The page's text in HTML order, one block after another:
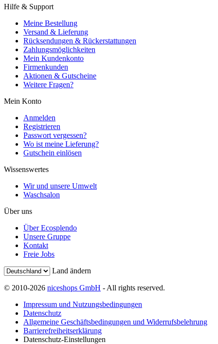
Hilfe & Support
Meine Bestellung
Versand & Lieferung
Rücksendungen & Rückerstattungen
Zahlungsmöglichkeiten
Mein Kundenkonto
Firmenkunden
Aktionen & Gutscheine
Weitere Fragen?
Mein Konto
Anmelden
Registrieren
Passwort vergessen?
Wo ist meine Lieferung?
Gutschein einlösen
Wissenswertes
Wir und unsere Umwelt
Waschsalon
Über uns
Über Ecosplendo
Unsere Gruppe
Kontakt
Freie Jobs
Land ändern
© 2010-2026 niceshops GmbH - All rights reserved.
Impressum und Nutzungsbedingungen
Datenschutz
Allgemeine Geschäftsbedingungen und Widerrufsbelehrung
Barrierefreiheitserklärung
Datenschutz-Einstellungen